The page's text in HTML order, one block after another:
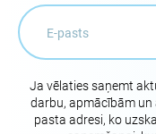
Ja vēlaties saņemt
darbu, apmācībām
pasta adresi, ko